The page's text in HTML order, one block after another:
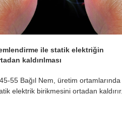
ile statik elektriğin
kaldırılması
55 Bağıl Nem, üretim ortamlarında
elektrik birikmesini ortadan kaldırır.